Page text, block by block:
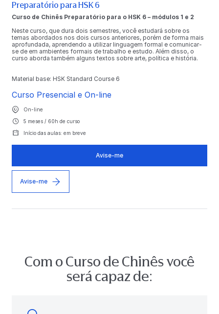
Preparatório para HSK 6
Curso de Chinês Preparatório para o HSK 6 – módulos 1 e 2
Neste curso, que dura dois semestres, você estudará sobre os
temas abordados nos dois cursos anteriores, porém de forma mais
aprofundada, aprendendo a utilizar linguagem formal e comunicar-
se de em ambientes formais de trabalho e estudo. Além disso, o
curso aborda também alguns textos sobre arte, política e história.
Material base: HSK Standard Course 6
Curso Presencial e On-line
On-line
5 meses / 60h de curso
Início das aulas: em breve
Avise-me
Avise-me
Com o Curso de Chinês você
será capaz de: